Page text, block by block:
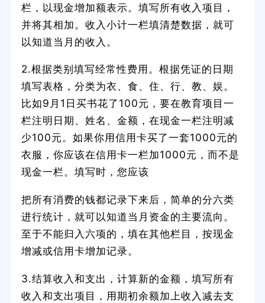
栏，以现金增加额表示。填写所有收入项目，
并将其相加。收入小计一栏填清楚数据，就可
以知道当月的收入。
2.根据类别填写经常性费用。根据凭证的日期
填写表格，分类为衣、食、住、行、教、娱。
比如9月1日买书花了100元，要在教育项目一
栏注明日期、姓名、金额，在现金一栏注明减
少100元。如果你用信用卡买了一套1000元的
衣服，你应该在信用卡一栏加1000元，而不是
现金一栏。填写时，您应该
把所有消费的钱都记录下来后，简单的分六类
进行统计，就可以知道当月资金的主要流向。
至于不能归入六项的，填在其他栏目，按现金
增减或信用卡增加记录。
3.结算收入和支出，计算新的金额，填写所有
收入和支出项目，用期初余额加上收入减去支